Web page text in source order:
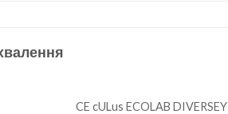
CE cULus ECOLAB DIVERSEY